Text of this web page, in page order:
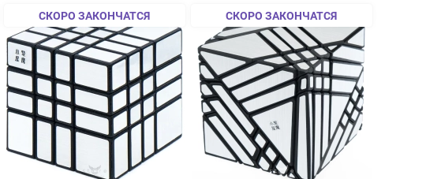
СКОРО ЗАКОНЧАТСЯ СКОРО ЗАКОНЧАТСЯ